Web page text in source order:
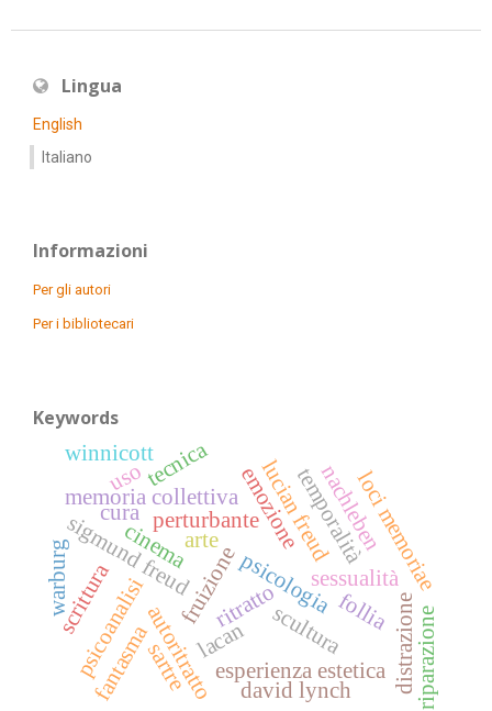
Lingua
English
Italiano
Informazioni
Per gli autori
Per i bibliotecari
Keywords
fruizionepsicologiasessualità
perturbanteemozione
lucian freud
sigmund freud
psicoanalisi scultura
ritratto
autoritratto
memoria collettiva
esperienza estetica distrazione
loci memoriae
david lynch
cinema
scrittura
fantasma lacan
temporalità
nachleben
warburg arte
tecnica
uso
cura
follia riparazione
winnicott
sartre